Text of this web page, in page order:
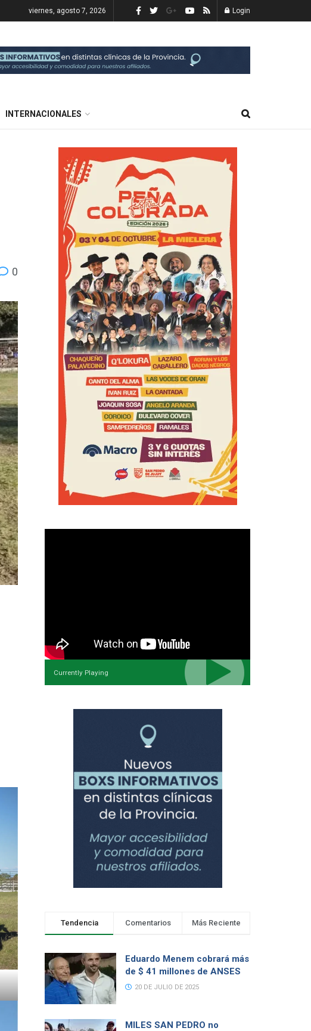
viernes, agosto 7, 2026 Login
INTERNACIONALES
0
Currently Playing
Tendencia Comentarios Más Reciente
Eduardo Menem cobrará más
de $ 41 millones de ANSES
20 DE JULIO DE 2025
MILES SAN PEDRO no